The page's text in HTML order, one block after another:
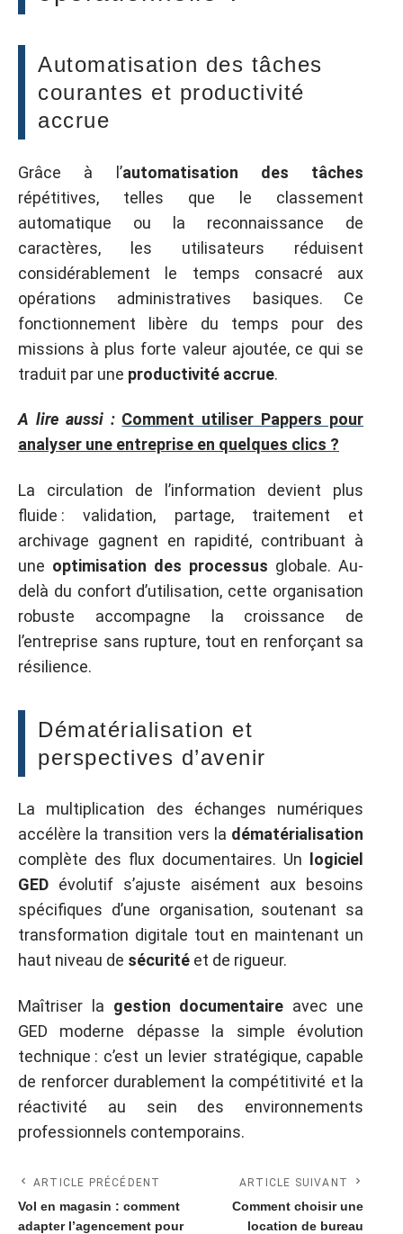
Automatisation des tâches
courantes et productivité
accrue
Grâce à l’automatisation des tâches
répétitives, telles que le classement
automatique ou la reconnaissance de
caractères, les utilisateurs réduisent
considérablement le temps consacré aux
opérations administratives basiques. Ce
fonctionnement libère du temps pour des
missions à plus forte valeur ajoutée, ce qui se
traduit par une productivité accrue.
A lire aussi : Comment utiliser Pappers pour
analyser une entreprise en quelques clics ?
La circulation de l’information devient plus
fluide : validation, partage, traitement et
archivage gagnent en rapidité, contribuant à
une optimisation des processus globale. Au-
delà du confort d’utilisation, cette organisation
robuste accompagne la croissance de
l’entreprise sans rupture, tout en renforçant sa
résilience.
Dématérialisation et
perspectives d’avenir
La multiplication des échanges numériques
accélère la transition vers la dématérialisation
complète des flux documentaires. Un
logiciel
GED évolutif s’ajuste aisément aux besoins
spécifiques d’une organisation, soutenant sa
transformation digitale tout en maintenant un
haut niveau de sécurité et de rigueur.
Maîtriser la gestion documentaire avec une
GED moderne dépasse la simple évolution
technique : c’est un levier stratégique, capable
de renforcer durablement la compétitivité et la
réactivité au sein des environnements
professionnels contemporains.
ARTICLE PRÉCÉDENT
Vol en magasin : comment
adapter l’agencement pour
ARTICLE SUIVANT
Comment choisir une
location de bureau